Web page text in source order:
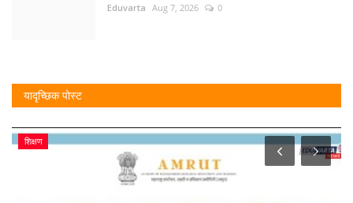
Eduvarta Aug 7, 2026 0
यादृच्छिक पोस्ट
शिक्षण